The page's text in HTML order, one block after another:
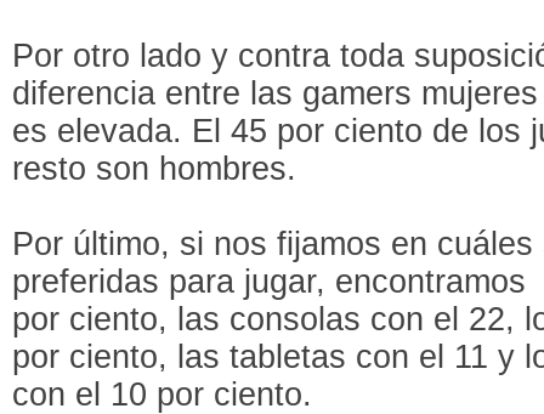
Por otro lado y contra toda
diferencia entre las gamers
es elevada. El 45 por ciento de los
resto son hombres.
Por último, si nos fijamos en
preferidas para jugar,
por ciento, las consolas con el 22,
por ciento, las tabletas con el 11 y
con el 10 por ciento.